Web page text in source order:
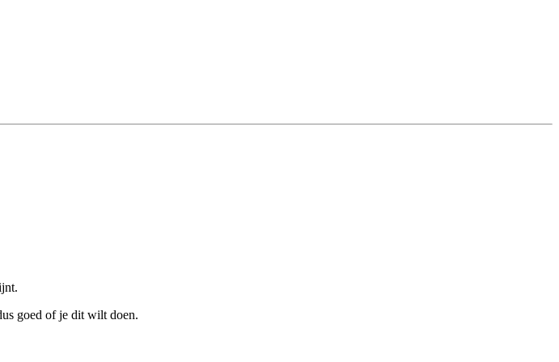
goed of je dit wilt doen.